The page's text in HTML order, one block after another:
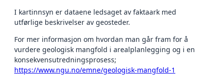
I kartinnsyn er dataene ledsaget av faktaark med
utførlige beskrivelser av geosteder.
For mer informasjon om hvordan man går fram for å
vurdere geologisk mangfold i arealplanlegging og i en
konsekvensutredningsprosess;
https://www.ngu.no/emne/geologisk-mangfold-1